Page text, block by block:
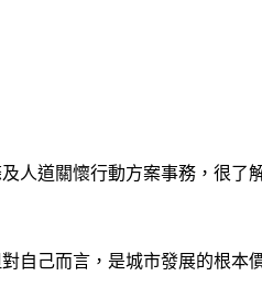
人道關懷行動方案事務，很
自己而言，是城市發展的根